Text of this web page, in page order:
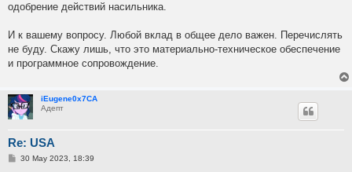
одобрение действий насильника.
И к вашему вопросу. Любой вклад в общее дело важен. Перечислять
не буду. Скажу лишь, что это материально-техническое обеспечение
и программное сопровождение.
iEugene0x7CA
Адепт
Re: USA
P30 May 2023, 18:39